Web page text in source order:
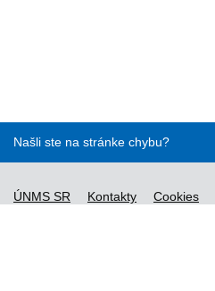
Našli ste na stránke chybu?
ÚNMS SR Kontakty Cookies